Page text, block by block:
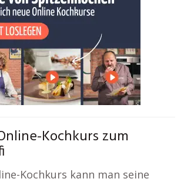
Kochkurs zum
Kochkurs kann man seine